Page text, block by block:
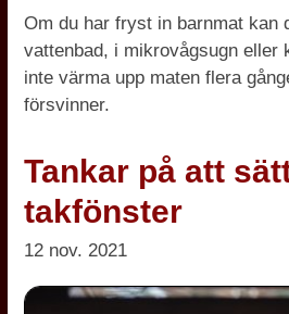
Om du har fryst in barnmat kan
vattenbad, i mikrovågsugn eller
inte värma upp maten flera
försvinner.
Tankar på att
takfönster
12 nov. 2021